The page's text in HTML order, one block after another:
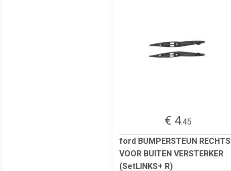
€ 4.45
ford BUMPERSTEUN RECHTS
VOOR BUITEN VERSTERKER
(SetLINKS+ R)